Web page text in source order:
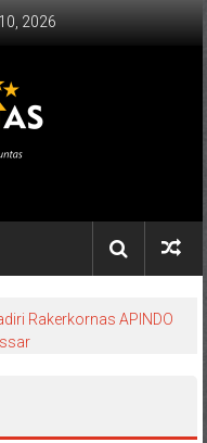
2026
Rakerkornas APINDO